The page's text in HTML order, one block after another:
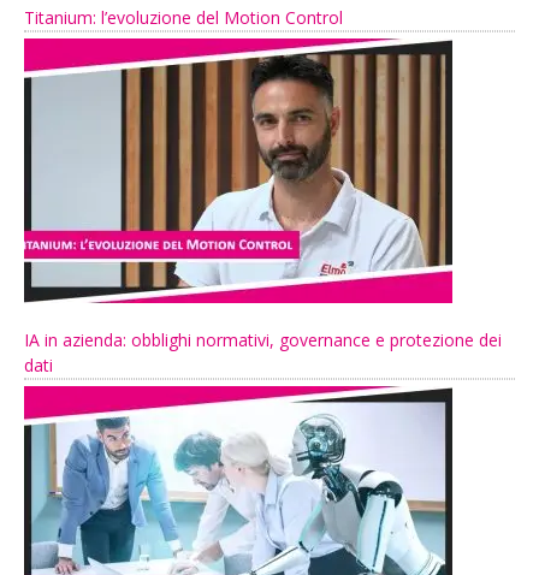
Titanium: l’evoluzione del Motion Control
IA in azienda: obblighi normativi, governance e protezione dei
dati